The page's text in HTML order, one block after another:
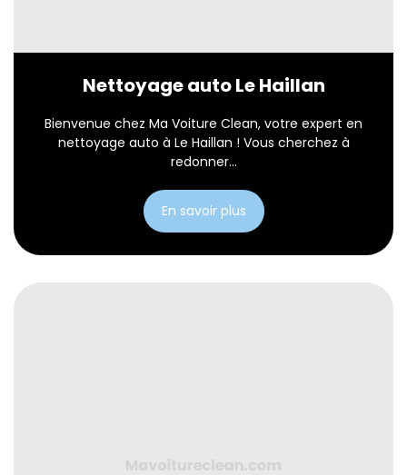
Nettoyage auto Le Haillan
Bienvenue chez Ma Voiture Clean, votre expert en
nettoyage auto à Le Haillan ! Vous cherchez à
redonner...
En savoir plus